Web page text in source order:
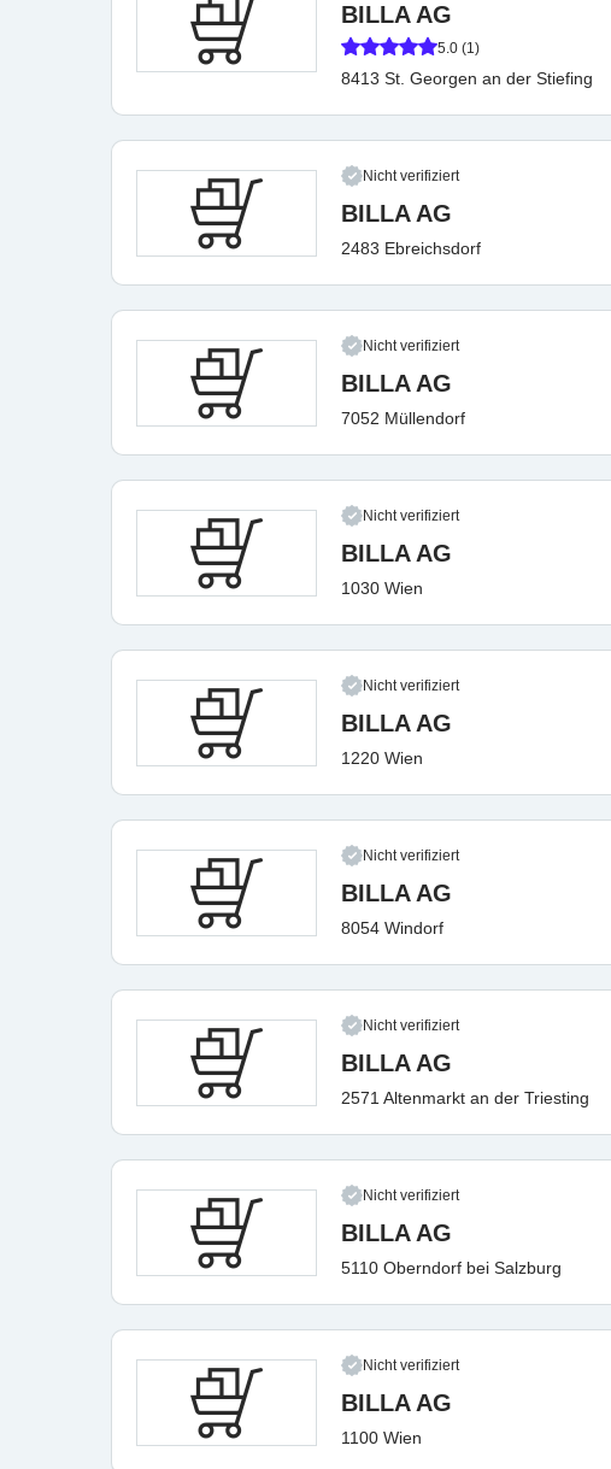
BILLA AG
5.0 (1)
8413 St. Georgen an der Stiefing
Nicht verifiziert
BILLA AG
2483 Ebreichsdorf
Nicht verifiziert
BILLA AG
7052 Müllendorf
Nicht verifiziert
BILLA AG
1030 Wien
Nicht verifiziert
BILLA AG
1220 Wien
Nicht verifiziert
BILLA AG
8054 Windorf
Nicht verifiziert
BILLA AG
2571 Altenmarkt an der Triesting
Nicht verifiziert
BILLA AG
5110 Oberndorf bei Salzburg
Nicht verifiziert
BILLA AG
1100 Wien